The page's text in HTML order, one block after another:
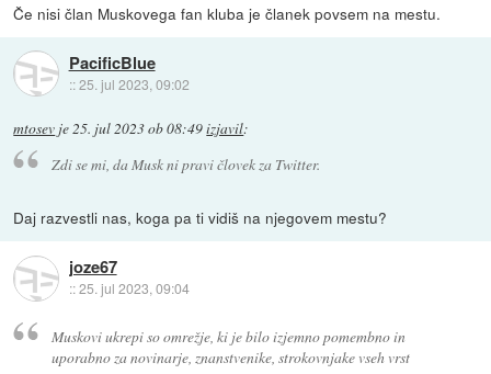
Če nisi član Muskovega fan kluba je članek povsem na mestu.
PacificBlue
::25. jul 2023, 09:02
mtosev je 25. jul 2023 ob 08:49izjavil:
Zdi se mi, da Musk ni pravi človek za Twitter.
Daj razvestli nas, koga pa ti vidiš na njegovem mestu?
joze67
::25. jul 2023, 09:04
Muskovi ukrepi so omrežje, ki je bilo izjemno pomembno in
uporabno za novinarje, znanstvenike, strokovnjake vseh vrst